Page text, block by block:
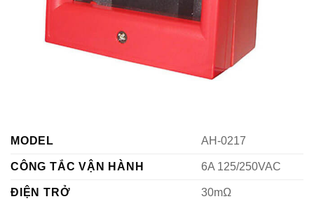
MODEL AH-0217
CÔNG TẮC VẬN HÀNH 6A 125/250VAC
ĐIỆN TRỞ 30mΩ